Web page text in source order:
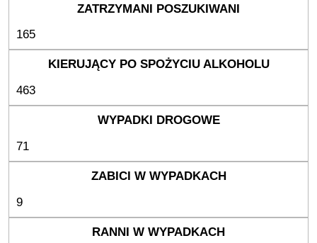
165
463
71
9